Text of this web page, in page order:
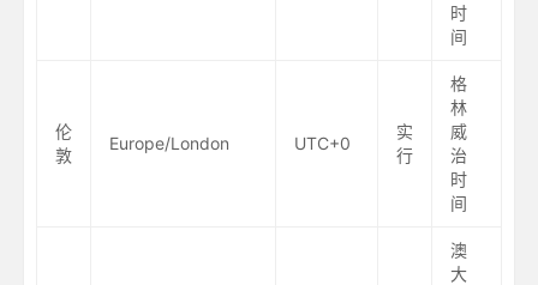
时
间
伦
敦
Europe/London UTC+0
实
行
格
林
威
治
时
间
澳
大